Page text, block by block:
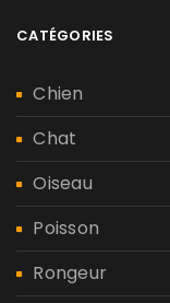
CATÉGORIES
Chien
Chat
Oiseau
Poisson
Rongeur